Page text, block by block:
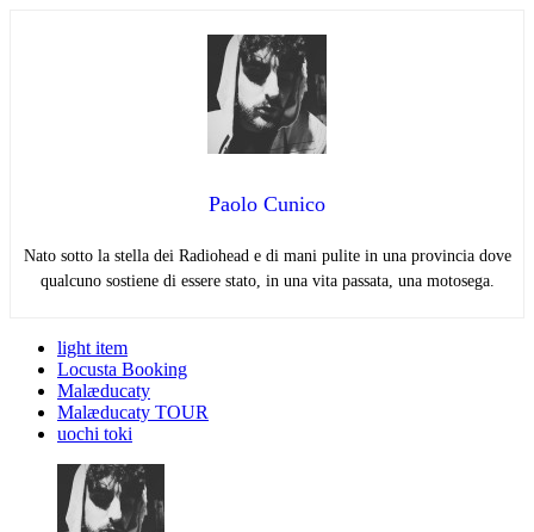
Paolo Cunico
Nato sotto la stella dei Radiohead e di mani pulite in una provincia dove
qualcuno sostiene di essere stato, in una vita passata, una motosega.
light item
Locusta Booking
Malæducaty
Malæducaty TOUR
uochi toki